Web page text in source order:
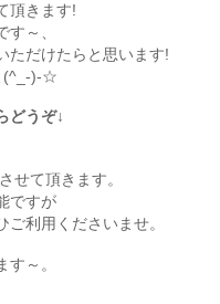
頂きます!
す～、
ただけたらと思います!
(^_-)-☆
どうぞ↓
せて頂きます。
ですが
利用くださいませ。
す～。